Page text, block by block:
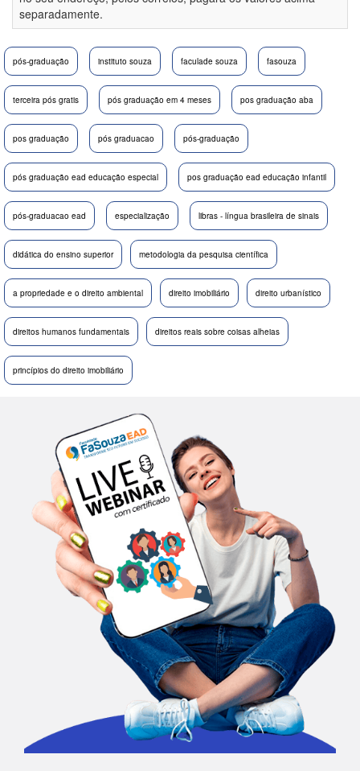
separadamente.
pós-graduação instituto souza faculade souza fasouza
terceira pós gratis pós graduação em 4 meses pos graduação aba
pos graduação pós graduacao pós-graduação
pós graduação ead educação especial pos graduação ead educação infantil
pós-graduacao ead especialização libras - língua brasileira de sinais
didática do ensino superior metodologia da pesquisa científica
a propriedade e o direito ambiental direito imobiliário direito urbanístico
direitos humanos fundamentais direitos reais sobre coisas alheias
princípios do direito imobiliário